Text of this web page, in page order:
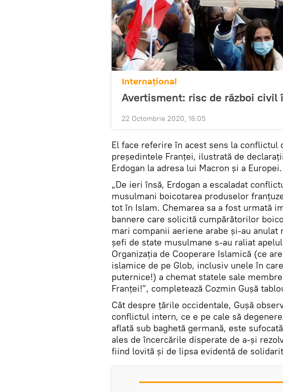
Internaţional
Avertisment: risc de război civil
22 Octombrie 2020, 16:05
El face referire în acest sens la conflictul
președintele Franței, ilustrată de
Erdogan la adresa lui Macron și a Europei.
„De ieri însă, Erdogan a escaladat
musulmani boicotarea produselor
tot în Islam. Chemarea sa a fost urmată
bannere care solicită cumpărătorilor
mari companii aeriene arabe și-au
șefi de state musulmane s-au raliat
Organizația de Cooperare Islamică (ce
islamice de pe Glob, inclusiv unele în
puternice!) a chemat statele sale
Franței!”, completează Cozmin Gușă
Cât despre țările occidentale, Gușă
conflictul intern, ce e pe cale să
aflată sub baghetă germană, este
ales de încercările disperate de a-și
fiind lovită și de lipsa evidentă de